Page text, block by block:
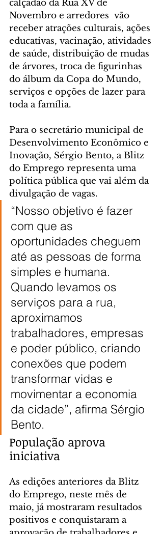
calçadão da Rua XV de
Novembro e arredores  vão
receber atrações culturais, ações
educativas, vacinação, atividades
de saúde, distribuição de mudas
de árvores, troca de figurinhas
do álbum da Copa do Mundo,
serviços e opções de lazer para
toda a família.
Para o secretário municipal de
Desenvolvimento Econômico e
Inovação, Sérgio Bento, a Blitz
do Emprego representa uma
política pública que vai além da
divulgação de vagas.
“Nosso objetivo é fazer
com que as
oportunidades cheguem
até as pessoas de forma
simples e humana.
Quando levamos os
serviços para a rua,
aproximamos
trabalhadores, empresas
e poder público, criando
conexões que podem
transformar vidas e
movimentar a economia
da cidade”, afirma Sérgio
Bento.
População aprova
iniciativa
As edições anteriores da Blitz
do Emprego, neste mês de
maio, já mostraram resultados
positivos e conquistaram a